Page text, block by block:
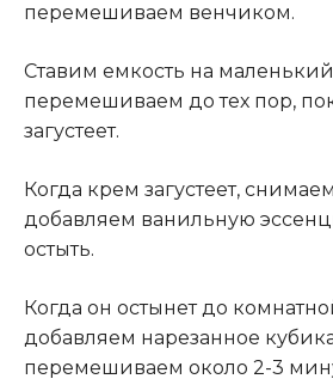
перемешиваем венчиком.
Ставим емкость на
перемешиваем до тех пор,
загустеет.
Когда крем загустеет,
добавляем ванильную
остыть.
Когда он остынет до
добавляем нарезанное
перемешиваем около 2-3